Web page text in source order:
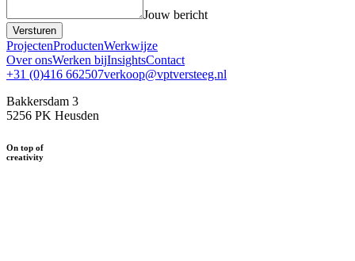
Jouw bericht
Versturen
ProjectenProductenWerkwijze
Over onsWerken bijInsightsContact
+31 (0)416 662507verkoop@vptversteeg.nl
Bakkersdam 3
5256 PK Heusden
On top of
creativity